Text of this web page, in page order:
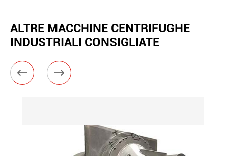
ALTRE MACCHINE CENTRIFUGHE
INDUSTRIALI CONSIGLIATE
 